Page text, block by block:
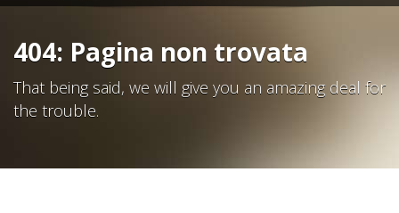
404: Pagina non trovata
That being said, we will give you an amazing deal for
the trouble.